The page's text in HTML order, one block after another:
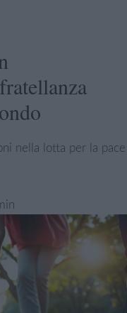
nella lotta per la pace